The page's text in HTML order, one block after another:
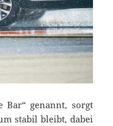
Bar“ genannt, sorgt
stabil bleibt, dabei